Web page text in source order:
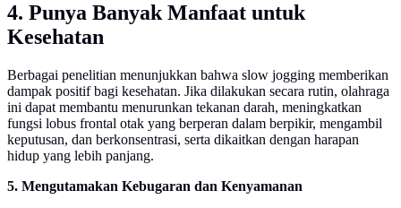
4. Punya Banyak Manfaat untuk
Kesehatan
Berbagai penelitian menunjukkan bahwa slow jogging memberikan
dampak positif bagi kesehatan. Jika dilakukan secara rutin, olahraga
ini dapat membantu menurunkan tekanan darah, meningkatkan
fungsi lobus frontal otak yang berperan dalam berpikir, mengambil
keputusan, dan berkonsentrasi, serta dikaitkan dengan harapan
hidup yang lebih panjang.
5. Mengutamakan Kebugaran dan Kenyamanan